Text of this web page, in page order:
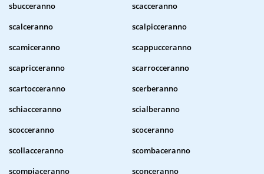
sbucceranno
scacceranno
scalceranno
scalpicceranno
scamiceranno
scappucceranno
scapricceranno
scarrocceranno
scartocceranno
scerberanno
schiacceranno
scialberanno
scocceranno
scoceranno
scollacceranno
scombaceranno
scompiaceranno
sconceranno